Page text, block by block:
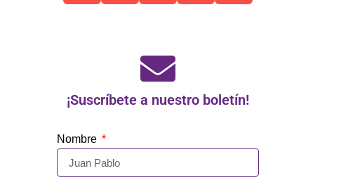
¡Suscríbete a nuestro boletín!
Nombre